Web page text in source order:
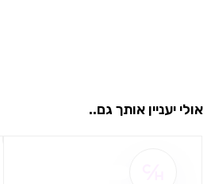
אולי יעניין אותך גם..